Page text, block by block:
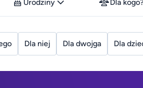
Urodziny Dla
Dla niej Dla dwojga Dla